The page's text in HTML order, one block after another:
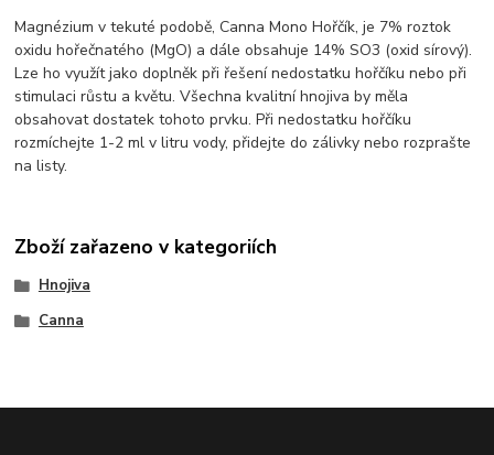
Magnézium v tekuté podobě, Canna Mono Hořčík, je 7% roztok
oxidu hořečnatého (MgO) a dále obsahuje 14% SO3 (oxid sírový).
Lze ho využít jako doplněk při řešení nedostatku hořčíku nebo při
stimulaci růstu a květu. Všechna kvalitní hnojiva by měla
obsahovat dostatek tohoto prvku. Při nedostatku hořčíku
rozmíchejte 1-2 ml v litru vody, přidejte do zálivky nebo rozprašte
na listy.
Zboží zařazeno v kategoriích
Hnojiva
Canna